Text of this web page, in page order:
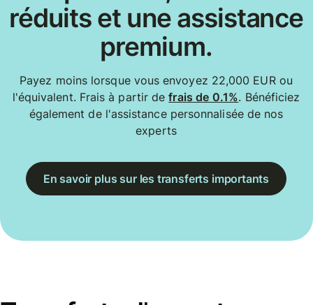
réduits et une assistance
premium.
Payez moins lorsque vous envoyez 22,000 EUR ou
l'équivalent. Frais à partir defrais de 0.1%. Bénéficiez
également de l'assistance personnalisée de nos
experts
En savoir plus sur les transferts importants